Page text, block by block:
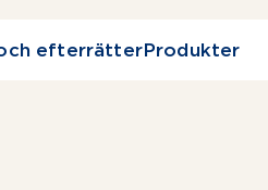
efterrätterProdukter